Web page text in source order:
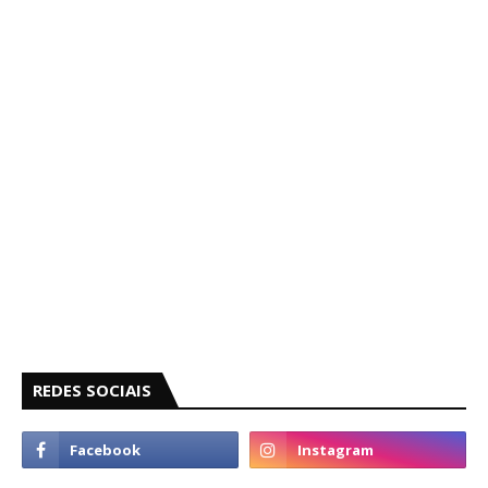
REDES SOCIAIS